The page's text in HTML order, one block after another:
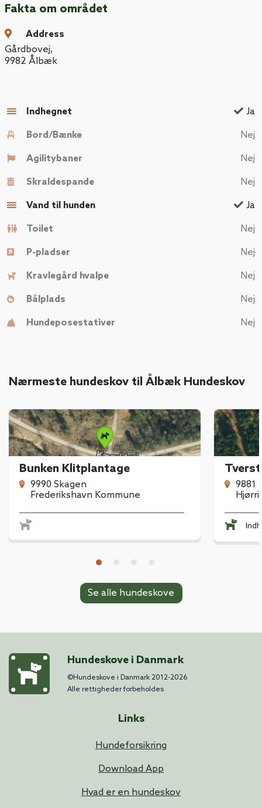
Fakta om området
Address
Gårdbovej,
9982 Ålbæk
Indhegnet Ja
Bord/Bænke Nej
Agilitybaner Nej
Skraldespande Nej
Vand til hunden Ja
Toilet Nej
P-pladser Nej
Kravlegård hvalpe Nej
Bålplads Nej
Hundeposestativer Nej
Nærmeste hundeskov til Ålbæk Hundeskov
Bunken Klitplantage
9990 Skagen
Frederikshavn Kommune
9881
Se alle hundeskove
Hundeskove i Danmark
©Hundeskove i Danmark 2012-2026
Alle rettigheder forbeholdes
Links
Hundeforsikring
Download App
Hvad er en hundeskov